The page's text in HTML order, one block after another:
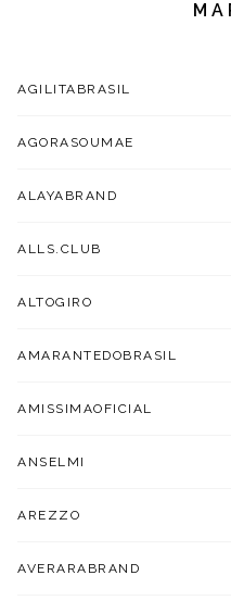
AGILITABRASIL
AGORASOUMAE
ALAYABRAND
ALLS.CLUB
ALTOGIRO
AMARANTEDOBRASIL
AMISSIMAOFICIAL
ANSELMI
AREZZO
AVERARABRAND